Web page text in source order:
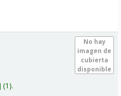
No hay
imagen de
cubierta
disponible
(1).